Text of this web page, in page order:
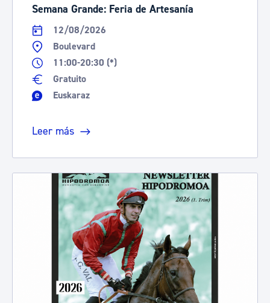
Semana Grande: Feria de Artesanía
12/08/2026
Boulevard
11:00-20:30 (*)
Gratuito
Euskaraz
Leer más